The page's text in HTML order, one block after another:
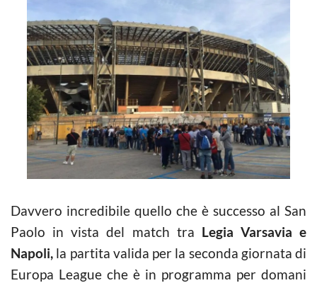
Davvero incredibile quello che è successo al San
Paolo in vista del match tra Legia Varsavia e
Napoli, la partita valida per la seconda giornata di
Europa League che è in programma per domani